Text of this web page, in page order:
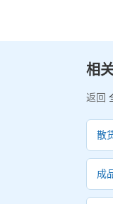
相
返回
散
成